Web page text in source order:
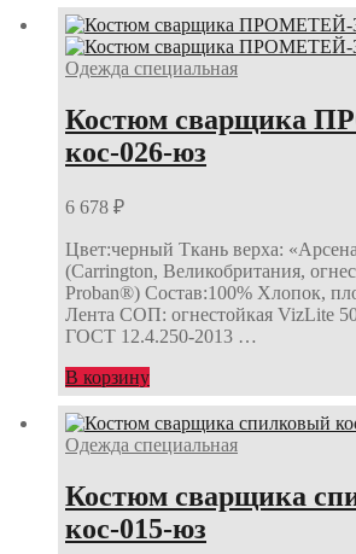
Одежда специальная
Костюм сварщика
кос-026-юз
6 678 ₽
Цвет:черный Ткань верха:
(Carrington, Великобритания,
Proban®) Состав:100% Хлопок,
Лента СОП: огнестойкая VizLite
ГОСТ 12.4.250-2013 …
В корзину
Одежда специальная
Костюм сварщика
кос-015-юз